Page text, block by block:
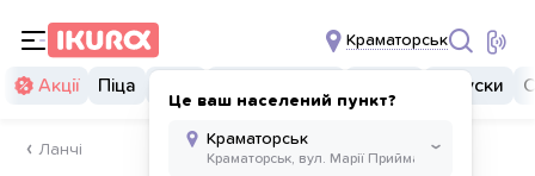
Краматорськ
Це ваш населений пункт?
Акції Піца Закуски
Ланчі